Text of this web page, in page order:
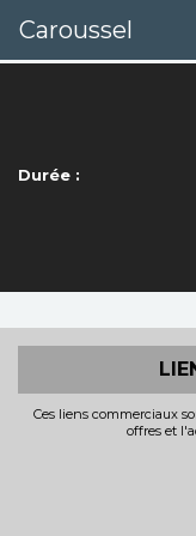
Caroussel
Durée :
Ces liens commerciaux
offres et